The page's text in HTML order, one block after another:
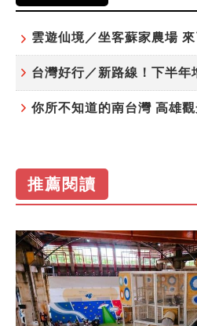
雲遊仙境／坐客蘇家農場
你所不知道的南台灣 高雄
推薦閱讀